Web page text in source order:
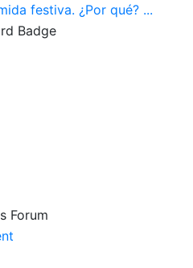
festiva. ¿Por qué? ...